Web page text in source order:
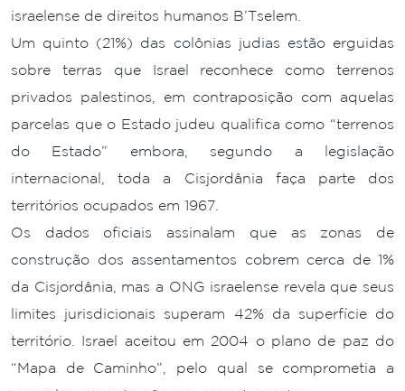
israelense de direitos humanos B’Tselem.
Um quinto (21%) das colônias judias estão erguidas
sobre terras que Israel reconhece como terrenos
privados palestinos, em contraposição com aquelas
parcelas que o Estado judeu qualifica como “terrenos
do Estado” embora, segundo a legislação
internacional, toda a Cisjordânia faça parte dos
territórios ocupados em 1967.
Os dados oficiais assinalam que as zonas de
construção dos assentamentos cobrem cerca de 1%
da Cisjordânia, mas a ONG israelense revela que seus
limites jurisdicionais superam 42% da superfície do
território. Israel aceitou em 2004 o plano de paz do
“Mapa de Caminho”, pelo qual se comprometia a